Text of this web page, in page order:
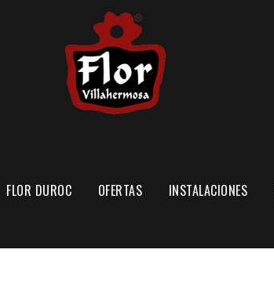
FLOR DUROC OFERTAS INSTALACIONES